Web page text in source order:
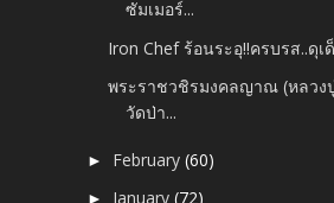
ซัมเมอร์...
Iron Chef ร้อนระอุ!!ครบรส..ดุเ
พระราชวชิรมงคลญาณ (หลวง
วัดป่า...
► February(60)
► January(72)